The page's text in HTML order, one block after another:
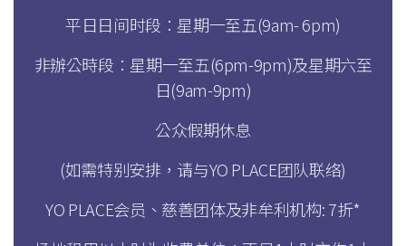
平日日间时段：星期一至五(9am- 6pm)
非辦公時段：星期一至五(6pm-9pm)及星期六至
日(9am-9pm)
公众假期休息
(如需特别安排，请与YO PLACE团队联络)
YO PLACE会员、慈善团体及非牟利机构: 7折*